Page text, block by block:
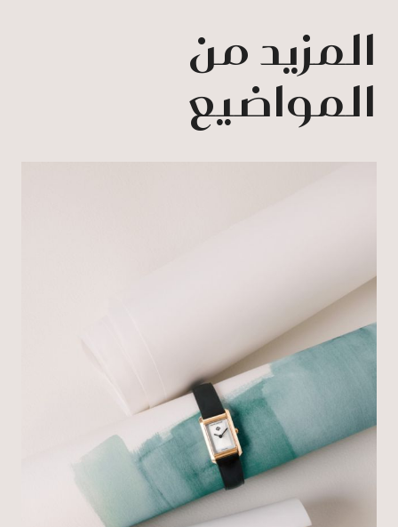
المزيد من
المواضيع